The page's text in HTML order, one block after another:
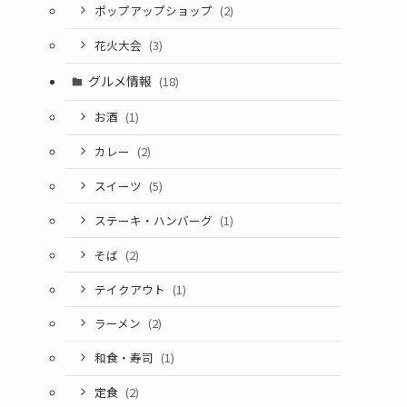
ポップアップショップ (2)
花火大会 (3)
グルメ情報 (18)
お酒 (1)
カレー (2)
スイーツ (5)
ステーキ・ハンバーグ (1)
そば (2)
テイクアウト (1)
ラーメン (2)
和食・寿司 (1)
定食 (2)